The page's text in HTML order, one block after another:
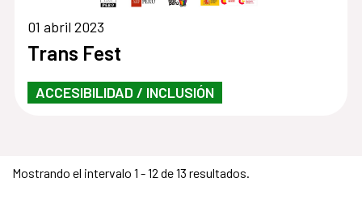
01 abril 2023
Trans Fest
ACCESIBILIDAD / INCLUSIÓN
Mostrando el intervalo 1 - 12 de 13 resultados.